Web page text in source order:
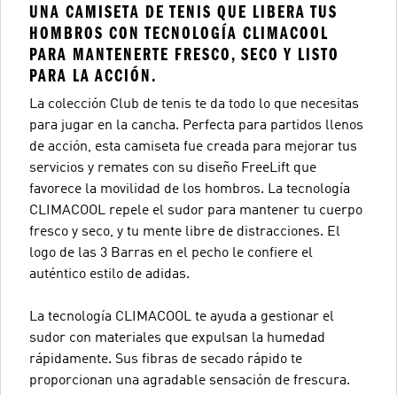
UNA CAMISETA DE TENIS QUE LIBERA TUS
HOMBROS CON TECNOLOGÍA CLIMACOOL
PARA MANTENERTE FRESCO, SECO Y LISTO
PARA LA ACCIÓN.
La colección Club de tenis te da todo lo que necesitas
para jugar en la cancha. Perfecta para partidos llenos
de acción, esta camiseta fue creada para mejorar tus
servicios y remates con su diseño FreeLift que
favorece la movilidad de los hombros. La tecnología
CLIMACOOL repele el sudor para mantener tu cuerpo
fresco y seco, y tu mente libre de distracciones. El
logo de las 3 Barras en el pecho le confiere el
auténtico estilo de adidas.
La tecnología CLIMACOOL te ayuda a gestionar el
sudor con materiales que expulsan la humedad
rápidamente. Sus fibras de secado rápido te
proporcionan una agradable sensación de frescura.